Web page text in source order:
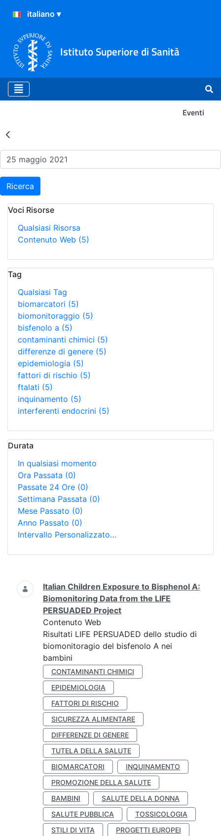
Istituto Superiore di Sanità
Eventi
Risultati della Ricerca -
Ricerca
Voci Risorse
Qualsiasi Risorsa
Contenuto Web (5)
Tag
Qualsiasi Tag
biomarcatori (5)
biomonitoraggio (5)
bisfenolo a (5)
contaminanti chimici (5)
differenze di genere (5)
epidemiologia (5)
fattori di rischio (5)
ftalati (5)
inquinamento (5)
interferenti endocrini (5)
Durata
In qualsiasi momento
Ora Passata (0)
Passate 24 Ore (0)
Settimana Passata (0)
Mese Passato (0)
Anno Passato (0)
Intervallo Personalizzato…
Ricerca
Italian Children Exposure to Bisphenol A:
Biomonitoring Data from the LIFE
PERSUADED Project
Contenuto Web
Risultati LIFE PERSUADED dello studio di
biomonitoragio del bisfenolo A nei
bambini
CONTAMINANTI CHIMICI
EPIDEMIOLOGIA
FATTORI DI RISCHIO
SICUREZZA ALIMENTARE
DIFFERENZE DI GENERE
TUTELA DELLA SALUTE
BIOMARCATORI
INQUINAMENTO
PROMOZIONE DELLA SALUTE
BAMBINI
SALUTE DELLA DONNA
SALUTE PUBBLICA
TOSSICOLOGIA
STILI DI VITA
PROGETTI EUROPEI